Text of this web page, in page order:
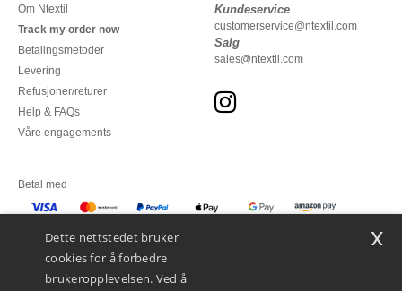
Om Ntextil
Track my order now
Betalingsmetoder
Levering
Refusjoner/returer
Help & FAQs
Våre engagements
Kundeservice
customerservice@ntextil.com
Salg
sales@ntextil.com
Betal med
Dette nettstedet bruker
cookies for å forbedre
brukeropplevelsen. Ved å
x